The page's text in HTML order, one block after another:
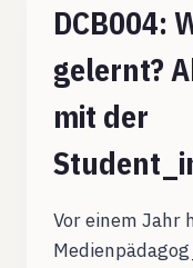
DCB004:
gelernt?
mit der
Vor einem Jahr